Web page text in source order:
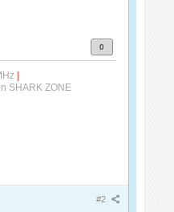
0
|
SHARK ZONE
#2